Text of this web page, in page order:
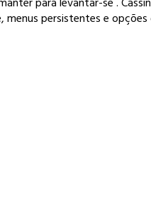
persistentes e